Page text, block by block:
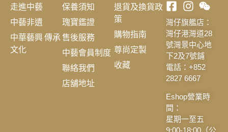
走進中藝
中藝非遺
中華藝興 傳承
文化
保養須知
瑰寶鑑證
售後服務
中藝會員制度
聯絡我們
店舖地址
退貨及換貨政
策
購物指南
尊尚定製
收藏
灣仔旗艦店：
灣仔港灣道28
號灣景中心地
下2及7號鋪
電話：+852
2827 6667
Eshop營業時
間：
星期一至五